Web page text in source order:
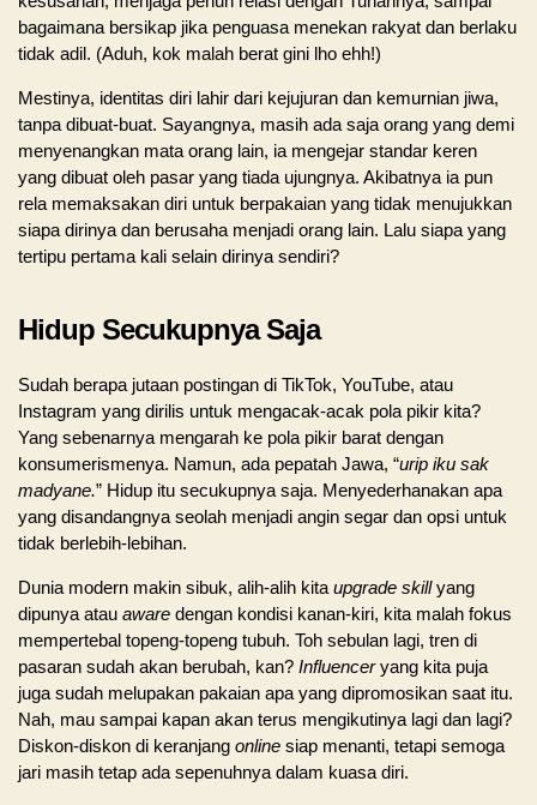
bagaimana bersikap jika penguasa menekan rakyat dan berlaku
tidak adil. (Aduh, kok malah berat gini lho ehh!)
Mestinya, identitas diri lahir dari kejujuran dan kemurnian jiwa,
tanpa dibuat-buat. Sayangnya, masih ada saja orang yang demi
menyenangkan mata orang lain, ia mengejar standar keren
yang dibuat oleh pasar yang tiada ujungnya. Akibatnya ia pun
rela memaksakan diri untuk berpakaian yang tidak menujukkan
siapa dirinya dan berusaha menjadi orang lain. Lalu siapa yang
tertipu pertama kali selain dirinya sendiri?
Hidup Secukupnya Saja
Sudah berapa jutaan postingan di TikTok, YouTube, atau
Instagram yang dirilis untuk mengacak-acak pola pikir kita?
Yang sebenarnya mengarah ke pola pikir barat dengan
konsumerismenya. Namun, ada pepatah Jawa, “urip iku sak
madyane.” Hidup itu secukupnya saja. Menyederhanakan apa
yang disandangnya seolah menjadi angin segar dan opsi untuk
tidak berlebih-lebihan.
Dunia modern makin sibuk, alih-alih kita upgrade skillyang
dipunya atau aware dengan kondisi kanan-kiri, kita malah fokus
mempertebal topeng-topeng tubuh. Toh sebulan lagi, tren di
pasaran sudah akan berubah, kan? Influenceryang kita puja
juga sudah melupakan pakaian apa yang dipromosikan saat itu.
Nah, mau sampai kapan akan terus mengikutinya lagi dan lagi?
Diskon-diskon di keranjang online siap menanti, tetapi semoga
jari masih tetap ada sepenuhnya dalam kuasa diri.